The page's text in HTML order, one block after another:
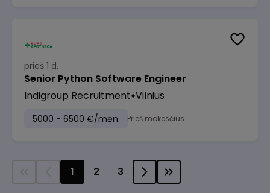
prieš 1 d.
Senior Python Software Engineer
Indigroup Recruitment Vilnius
5000 - 6500 €/mėn. Prieš mokesčius
1 2 3